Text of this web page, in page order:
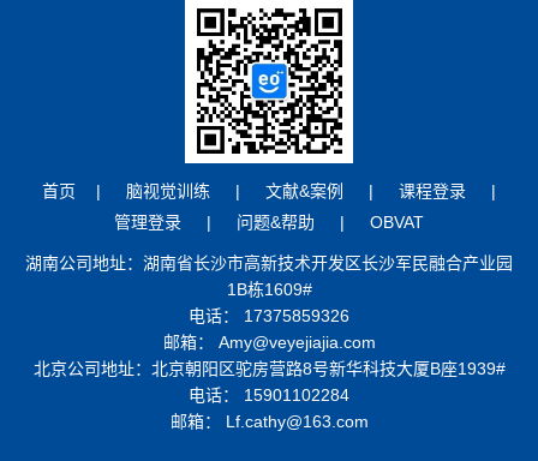
首页 | 脑视觉训练 | 文献&案例 | 课程登录
|
管理登录
| 问题&帮助 | OBVAT
湖南公司地址：湖南省长沙市高新技术开发区长沙军民融合产业园
1B栋1609#
电话： 17375859326
邮箱： Amy@veyejiajia.com
北京公司地址：北京朝阳区驼房营路8号新华科技大厦B座1939#
电话： 15901102284
邮箱： Lf.cathy@163.com